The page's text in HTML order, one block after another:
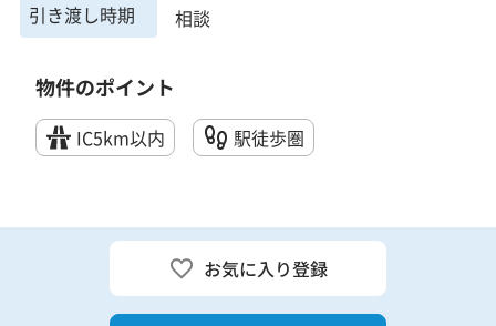
引き渡し時期 相談
物件のポイント
IC5km以内 駅徒歩圏
お気に入り登録